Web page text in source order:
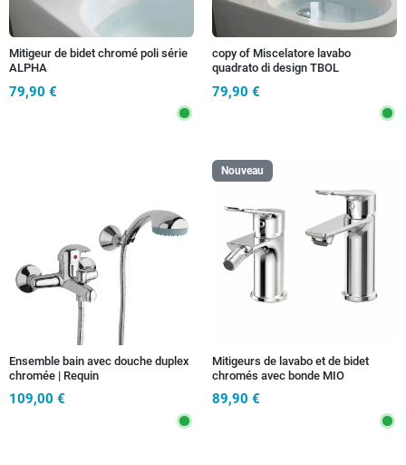
Mitigeur de bidet chromé poli série
ALPHA
79,90 €
copy of Miscelatore lavabo
quadrato di design TBOL
79,90 €
Ensemble bain avec douche duplex
chromée | Requin
109,00 €
Nouveau
Mitigeurs de lavabo et de bidet
chromés avec bonde MIO
89,90 €